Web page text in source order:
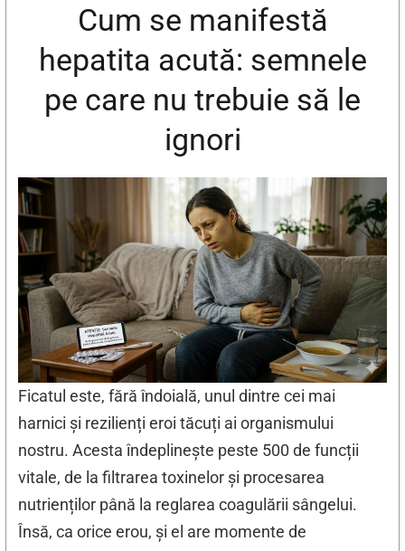
Cum se manifestă
hepatita acută: semnele
pe care nu trebuie să le
ignori
Ficatul este, fără îndoială, unul dintre cei mai
harnici și rezilienți eroi tăcuți ai organismului
nostru. Acesta îndeplinește peste 500 de funcții
vitale, de la filtrarea toxinelor și procesarea
nutrienților până la reglarea coagulării sângelui.
Însă, ca orice erou, și el are momente de